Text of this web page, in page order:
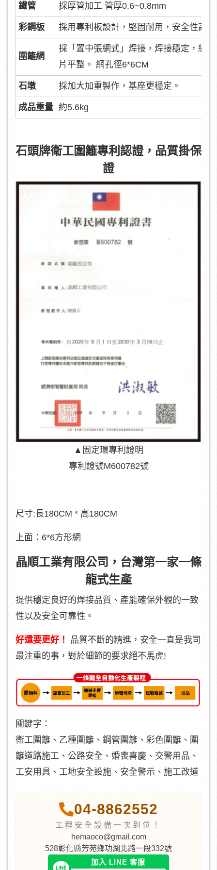
鐵管 採厚管加工 管厚0.6~0.8mm
彩鋼板 採用專利板設計，堅固耐用，安全性高
圍籬網
採「置中張網式」焊接，焊接穩定，網
片平整。 網孔徑6*6CM
石墩 採加大加重製作，基座更穩定。
成品重量 約5.6kg
石頭牌衛工圍籬專利認證，品質掛保
證
▲固定環專利證明
專利證號M600782號
尺寸:長180CM * 高180CM
上面：6*6方形網
晶順工業有限公司，台灣第一家一條
龍式生產
提供穩定良好的焊接品質、產能確保外觀的一致
性以及安全可靠性。
好還要更好！
品質不斷的精進，安全一直是我司
最注重的事，對於細節的要求絕不馬虎!
關鍵字：
衛工圍籬、乙種圍籬、鋼管圍籬、彩色圍籬、圍
籬道路施工、公路安全、婚喪喜慶、交警用品、
工安用具、工地安全設施、安全警示、施工改道
04-8862552
工程安全設備一次到位！
hemaoco@gmail.com
528彰化縣芳苑鄉功湖北路一段332號
加入 LINE 客服